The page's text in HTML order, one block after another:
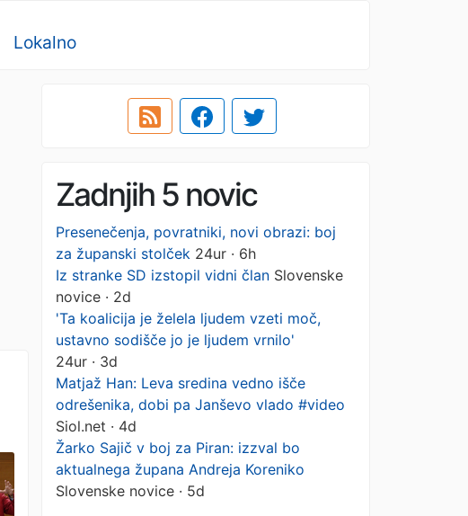
Lokalno
Zadnjih 5 novic
Presenečenja, povratniki, novi obrazi: boj
za županski stolček 24ur · 6h
Iz stranke SD izstopil vidni član Slovenske
novice · 2d
'Ta koalicija je želela ljudem vzeti moč,
ustavno sodišče jo je ljudem vrnilo'
24ur · 3d
Matjaž Han: Leva sredina vedno išče
odrešenika, dobi pa Janševo vlado #video
Siol.net · 4d
Žarko Sajič v boj za Piran: izzval bo
aktualnega župana Andreja Koreniko
Slovenske novice · 5d